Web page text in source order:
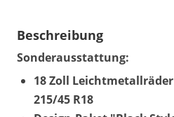
Beschreibung
Sonderausstattung:
18 Zoll
215/45 R18